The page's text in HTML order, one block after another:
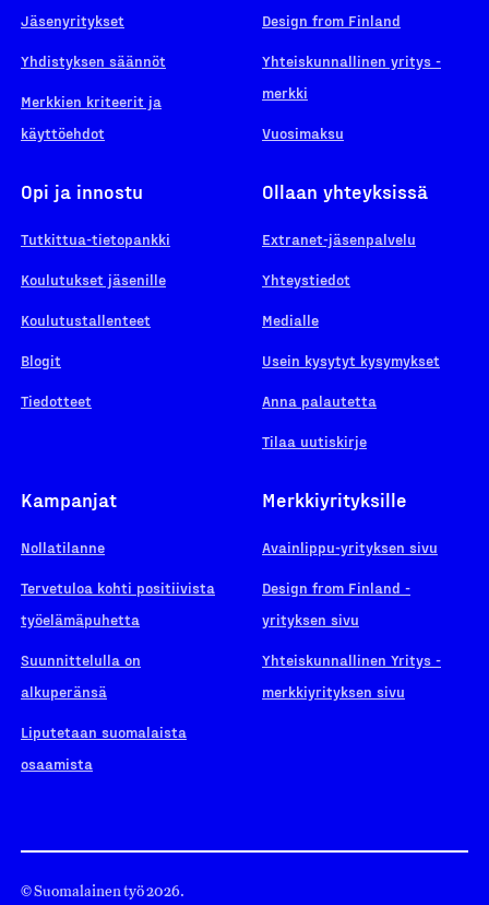
Jäsenyritykset
Yhdistyksen säännöt
Merkkien kriteerit ja
käyttöehdot
Design from Finland
Yhteiskunnallinen yritys -
merkki
Vuosimaksu
Opi ja innostu
Tutkittua-tietopankki
Koulutukset jäsenille
Koulutustallenteet
Blogit
Tiedotteet
Ollaan yhteyksissä
Extranet-jäsenpalvelu
Yhteystiedot
Medialle
Usein kysytyt kysymykset
Anna palautetta
Tilaa uutiskirje
Kampanjat
Nollatilanne
Tervetuloa kohti positiivista
työelämäpuhetta
Suunnittelulla on
alkuperänsä
Liputetaan suomalaista
osaamista
Merkkiyrityksille
Avainlippu-yrityksen sivu
Design from Finland -
yrityksen sivu
Yhteiskunnallinen Yritys -
merkkiyrityksen sivu
© Suomalainen työ 2026.